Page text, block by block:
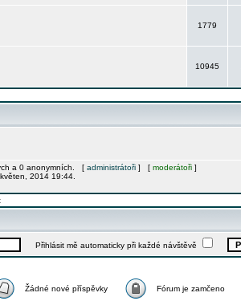
1779
10945
a 0 anonymních. [ administrátoři ] [ moderátoři ]
2014 19:44.
Přihlásit mě automaticky při každé návštěvě
Žádné nové příspěvky Fórum je zamčeno